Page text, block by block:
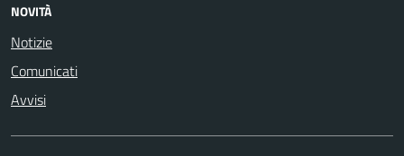
NOVITÀ
Notizie
Comunicati
Avvisi